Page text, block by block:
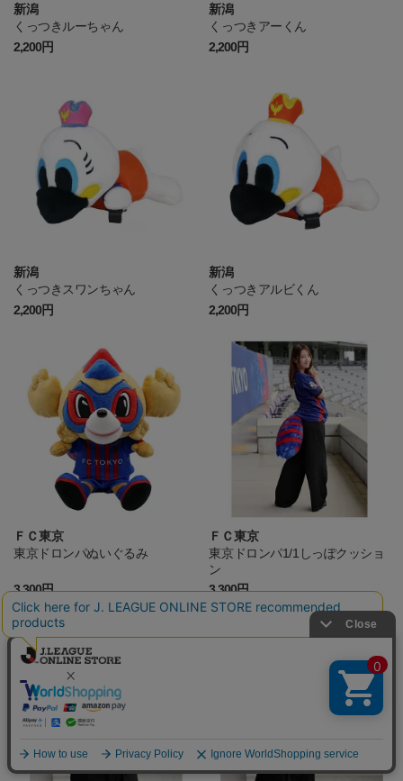
新潟
くっつきルーちゃん
2,200円
新潟
くっつきアーくん
2,200円
新潟
くっつきスワンちゃん
2,200円
新潟
くっつきアルビくん
2,200円
ＦＣ東京
東京ドロンパぬいぐるみ
3,300円
ＦＣ東京
東京ドロンパ1/1しっぽクッショ
ン
3,300円